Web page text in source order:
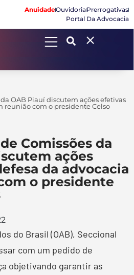
AnuidadeOuvidoriaPrerrogativas
Portal Da Advocacia
OAB Piauí discutem ações efetivas
reunião com o presidente Celso
Comissões da
ações
da advocacia
o presidente
do Brasil (OAB), Seccional
com um pedido de
objetivando garantir as